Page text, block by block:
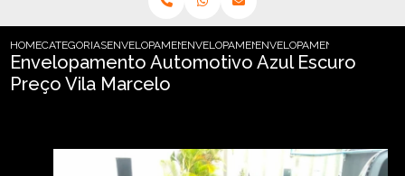
HOMECATEGORIASENVELOPAMENTO AUTOMOTIVO
ENVELOPAMENTO AUTOMOTIVO INCOLOR
ENVELOPAMENTO
Envelopamento Automotivo Azul Escuro
Preço Vila Marcelo